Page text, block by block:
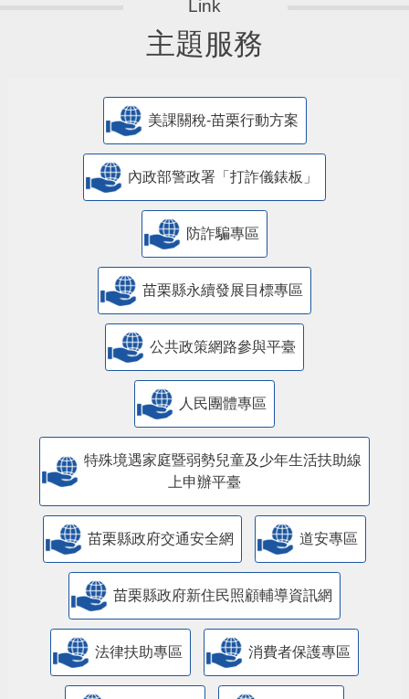
主題服務
美課關稅-苗栗行動方案
內政部警政署「打詐儀錶板」
防詐騙專區
苗栗縣永續發展目標專區
公共政策網路參與平臺
人民團體專區
特殊境遇家庭暨弱勢兒童及少年生活扶助線
上申辦平臺
苗栗縣政府交通安全網 道安專區
苗栗縣政府新住民照顧輔導資訊網
法律扶助專區 消費者保護專區